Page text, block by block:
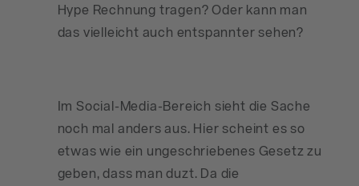
Hype Rechnung tragen? Oder kann man
das vielleicht auch entspannter sehen?
Im Social-Media-Bereich sieht die Sache
noch mal anders aus. Hier scheint es so
etwas wie ein ungeschriebenes Gesetz zu
geben, dass man duzt. Da die